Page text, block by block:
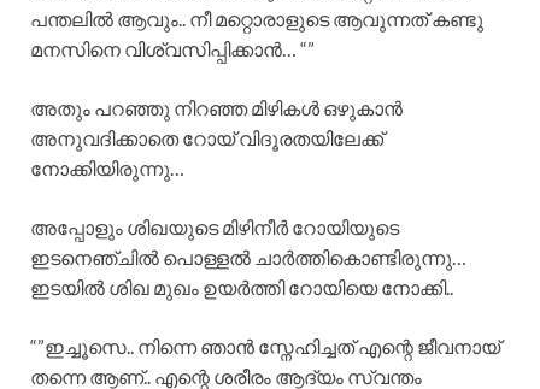
പന്തലിൽ ആവും.. നീ മറ്റൊരാളുടെ ആവുന്നത് കണ്ടു
മനസിനെ വിശ്വസിപ്പിക്കാൻ… “”
അതും പറഞ്ഞു നിറഞ്ഞ മിഴികൾ ഒഴുകാൻ
അനുവദിക്കാതെ റോയ് വിദൂരതയിലേക്ക്
നോക്കിയിരുന്നു…
അപ്പോളും ശിഖയുടെ മിഴിനീർ റോയിയുടെ
ഇടനെഞ്ചിൽ പൊള്ളൽ ചാർത്തികൊണ്ടിരുന്നു…
ഇടയിൽ ശിഖ മുഖം ഉയർത്തി റോയിയെ നോക്കി..
“”ഇച്ചൂസെ.. നിന്നെ ഞാൻ സ്നേഹിച്ചത് എന്റെ ജീവനായ്
തന്നെ ആണ്.. എന്റെ ശരീരം ആദ്യം സ്വന്തം